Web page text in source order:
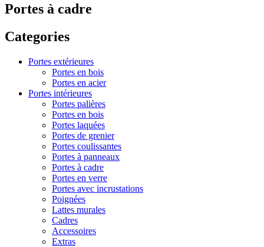
Portes à cadre
Categories
Portes extérieures
Portes en bois
Portes en acier
Portes intérieures
Portes palières
Portes en bois
Portes laquées
Portes de grenier
Portes coulissantes
Portes à panneaux
Portes à cadre
Portes en verre
Portes avec incrustations
Poignées
Lattes murales
Cadres
Accessoires
Extras